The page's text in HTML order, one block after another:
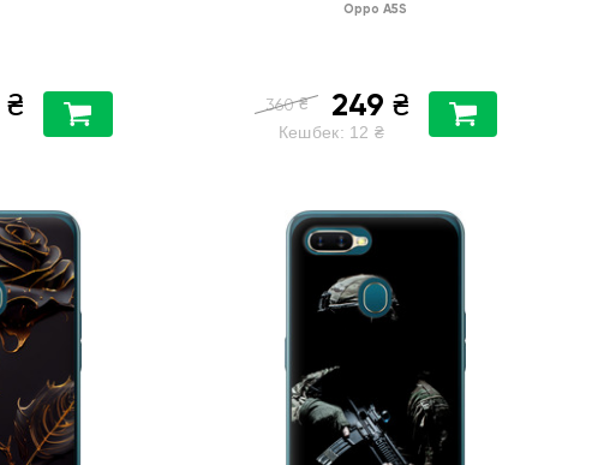
₴
Oppo A5S
360 ₴ 249 ₴
Кешбек: 12 ₴